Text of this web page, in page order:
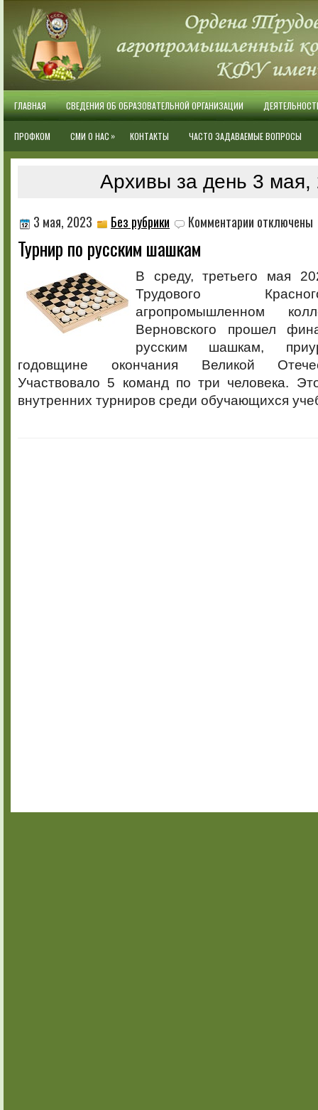
ГЛАВНАЯ СВЕДЕНИЯ ОБ ОБРАЗОВАТЕЛЬНОЙ ОРГАНИЗАЦИИ
ПРОФКОМ СМИ О НАС » КОНТАКТЫ ЧАСТО ЗАДАВАЕМЫЕ ВОПРОСЫ
Архивы за день 3 мая,
3 мая, 2023 Без рубрики Комментарии записи
шашкам
отключены
Турнир по русским шашкам
В среду, третьего мая
Трудового
агропромышленном
Верновского прошел
русским шашкам,
годовщине окончания Великой
Участвовало 5 команд по три человека.
внутренних турниров среди обучающихся